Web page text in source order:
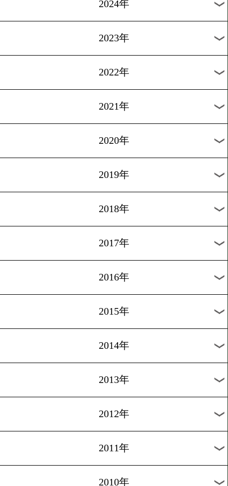
2026年
2024年
2023年
2022年
2021年
2019年
2018年
2016年